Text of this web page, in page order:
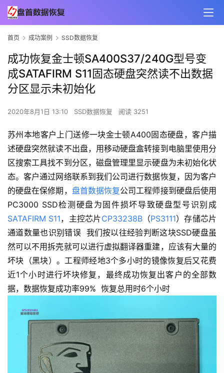
首页 成功案例 SSD数据恢复
成功恢复金士顿SA400S37/240G型号变
成SATAFIRM S11固态硬盘突然读不出数据
分区显示未初始化
2020年8月1日 13:10 SSD数据恢复 阅读 3251
苏州本地客户上门送修一块金士顿A400固态硬盘，客户描
述硬盘突然就读不出盘，用移动硬盘盒转接到电脑里使用分
区搜索工具找不到分区，磁盘管理里显示硬盘为未初始化状
态。客户通过网络联系到我们公司进行数据恢复，因为客户
的硬盘在保修期， 盘首数据恢复公司工程师接到硬盘后使用
PC3000 SSD检测硬盘为固件损坏导致硬盘型号识别成
SATAFIRM S11，主控芯片CP33238B（PS3111）存储芯片
通道数量也识别错误 我们按以往经验判断这块SSD硬盘虽
然可以不用拆壳就可以进行虚拟翻译器重建，应该有大量的
坏块（黑块）。工程师经地3个多小时的镜像恢复后又花费
近1个小时进行坏块修复，最终成功恢复出客户的全部数
据，数据恢复成功率99% 恢复总用时6个小时